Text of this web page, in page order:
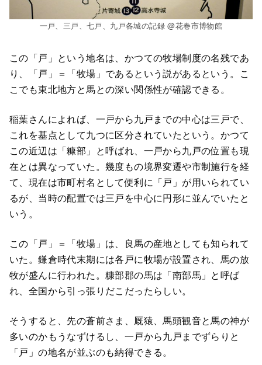
一戸、三戸、七戸、九戸各城の記録 @花巻市博物館
この「戸」という地名は、かつての牧場制度の名残であ
り、「戸」＝「牧場」であるという説があるという。こ
こでも東北地方と馬との深い関係性が確認できる。
稲葉さんによれば、一戸から九戸までの中心は三戸で、
これを基点として九つに区分されていたという。かつて
この近辺は「糠部」と呼ばれ、一戸から九戸の位置も現
在とは異なっていた。幾度もの境界変遷や市制施行を経
て、現在は市町村名として便利に「戸」が用いられてい
るが、当時の配置では三戸を中心に円形に並んでいたと
いう。
この「戸」＝「牧場」は、良馬の産地としても知られて
いた。鎌倉時代末期には各戸に牧場が設置され、馬の放
牧が盛んに行われた。糠部郡の馬は「南部馬」と呼ば
れ、全国から引っ張りだこだったらしい。
そうすると、先の蒼前さま、厩猿、馬頭観音と馬の神が
多いのかもうなずけるし、一戸から九戸までずらりと
「戸」の地名が並ぶのも納得できる。